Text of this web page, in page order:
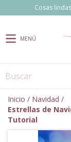
Cosas
MENÚ
Inicio / Navidad /
Estrellas de
Tutorial